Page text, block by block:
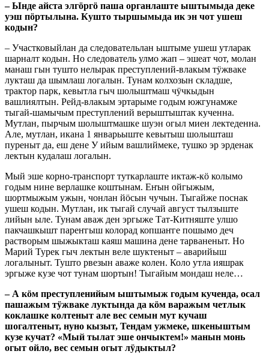
– Ынде айста элгӧргӧ паша органлаште ыштымыда деке
уэш пӧртылына. Кушто тыршымыда ик эн чот ушеш
кодын?
– Участковыйлан да следовательлан ыштыме ушеш утларак
шарналт кодын. Но следователь улмо жап – эшеат чот, молан
манаш гын тушто нелырак преступлений-влакым тӱжваке
лукташ да шымлаш логалын. Тунам колхозын складше,
трактор парк, кевытла гыч шолыштмаш чӱчкыдын
вашлиялтын. Рейд-влакым эртарыме годым южгунамже
тыгай-шамычым преступлений верыштыштак кученна.
Мутлан, пырчым шолыштмашке шуэн огыл миен лектеденна.
Але, мутлан, икана 1 январьыште кевытыш шолышташ
пуреныт да, еш дене У ийым вашлиймеке, тушко эр эрденак
лектын кудалаш логалын.
Мый эше корно-транспорт туткарлаште иктаж-кӧ колымо
годым нине верлашке коштынам. Еҥын ойгыжым,
шортмыжым ужын, чонлан йӧсын чучын. Тыгайже поснак
ушеш кодын. Мутлан, ик тыгай случай август тылзыште
лийын ыле. Тунам аваж ден эргыже Тат-Китняште улшо
пакчашкышт пареҥгыш колорад копшаҥге пошымо деч
растворым шыжыкташ каяш машина дене тарваненыт. Но
Марий Турек гыч лектын веле шуктеныт – аварийыш
логалыныт. Тушто рвезын аваже колен. Коло утла ияшрак
эргыже кузе чот тунам шортын! Тыгайым мондаш неле…
– А кӧм преступленийым ыштымыж годым кученда, осал
пашажым тӱжваке луктында да кӧм варажым четлык
коклашке колтеныт але вес семын мут кучаш
шогалтеныт, нуно кызыт, Тендам ужмеке, шкеныштым
кузе кучат? «Мый тылат эше ончыктем!» манын монь
огыт ойло, вес семын огыт лӱдыктыл?